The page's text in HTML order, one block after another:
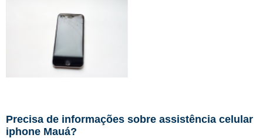
Precisa de informações sobre assistência celular
iphone Mauá?